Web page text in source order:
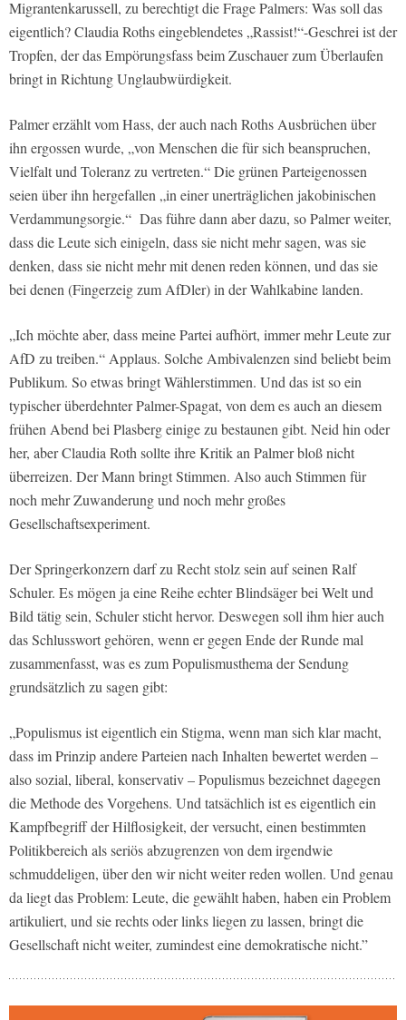
Migrantenkarussell, zu berechtigt die Frage Palmers: Was soll das
eigentlich? Claudia Roths eingeblendetes „Rassist!“-Geschrei ist der
Tropfen, der das Empörungsfass beim Zuschauer zum Überlaufen
bringt in Richtung Unglaubwürdigkeit.
Palmer erzählt vom Hass, der auch nach Roths Ausbrüchen über
ihn ergossen wurde, „von Menschen die für sich beanspruchen,
Vielfalt und Toleranz zu vertreten.“ Die grünen Parteigenossen
seien über ihn hergefallen „in einer unerträglichen jakobinischen
Verdammungsorgie.“ Das führe dann aber dazu, so Palmer weiter,
dass die Leute sich einigeln, dass sie nicht mehr sagen, was sie
denken, dass sie nicht mehr mit denen reden können, und das sie
bei denen (Fingerzeig zum AfDler) in der Wahlkabine landen.
„Ich möchte aber, dass meine Partei aufhört, immer mehr Leute zur
AfD zu treiben.“ Applaus. Solche Ambivalenzen sind beliebt beim
Publikum. So etwas bringt Wählerstimmen. Und das ist so ein
typischer überdehnter Palmer-Spagat, von dem es auch an diesem
frühen Abend bei Plasberg einige zu bestaunen gibt. Neid hin oder
her, aber Claudia Roth sollte ihre Kritik an Palmer bloß nicht
überreizen. Der Mann bringt Stimmen. Also auch Stimmen für
noch mehr Zuwanderung und noch mehr großes
Gesellschaftsexperiment.
Der Springerkonzern darf zu Recht stolz sein auf seinen Ralf
Schuler. Es mögen ja eine Reihe echter Blindsäger bei Welt und
Bild tätig sein, Schuler sticht hervor. Deswegen soll ihm hier auch
das Schlusswort gehören, wenn er gegen Ende der Runde mal
zusammenfasst, was es zum Populismusthema der Sendung
grundsätzlich zu sagen gibt:
„Populismus ist eigentlich ein Stigma, wenn man sich klar macht,
dass im Prinzip andere Parteien nach Inhalten bewertet werden –
also sozial, liberal, konservativ – Populismus bezeichnet dagegen
die Methode des Vorgehens. Und tatsächlich ist es eigentlich ein
Kampfbegriff der Hilflosigkeit, der versucht, einen bestimmten
Politikbereich als seriös abzugrenzen von dem irgendwie
schmuddeligen, über den wir nicht weiter reden wollen. Und genau
da liegt das Problem: Leute, die gewählt haben, haben ein Problem
artikuliert, und sie rechts oder links liegen zu lassen, bringt die
Gesellschaft nicht weiter, zumindest eine demokratische nicht.”